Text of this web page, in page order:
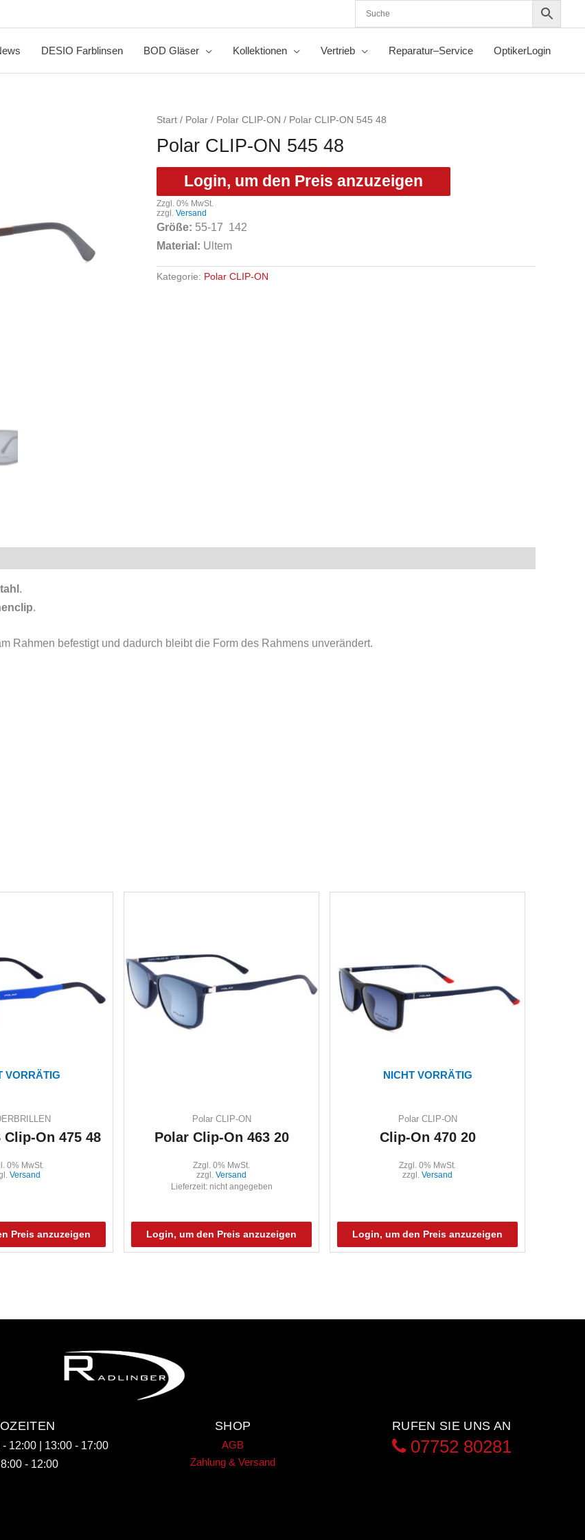
DESIO Farblinsen BOD Gläser Kollektionen Vertrieb Reparatur–Service OptikerLogin
Start / Polar / Polar CLIP-ON / Polar CLIP-ON 545 48
Polar CLIP-ON 545 48
Login, um den Preis anzuzeigen
Zzgl. 0% MwSt.
zzgl. Versand
Größe: 55-17 142
Material: Ultem
Kategorie: Polar CLIP-ON
.
.
Rahmen befestigt und dadurch bleibt die Form des Rahmens unverändert.
VORRÄTIG
Clip-On 475 48
Preis anzuzeigen
0% MwSt.
Versand
Polar CLIP-ON
Polar Clip-On 463 20
Login, um den Preis anzuzeigen
Zzgl. 0% MwSt.
zzgl. Versand
Lieferzeit: nicht angegeben
NICHT VORRÄTIG
Polar CLIP-ON
Clip-On 470 20
Login, um den Preis anzuzeigen
Zzgl. 0% MwSt.
zzgl. Versand
- 12:00 | 13:00 - 17:00
8:00 - 12:00
SHOP
AGB
Zahlung & Versand
RUFEN SIE UNS AN
07752 80281